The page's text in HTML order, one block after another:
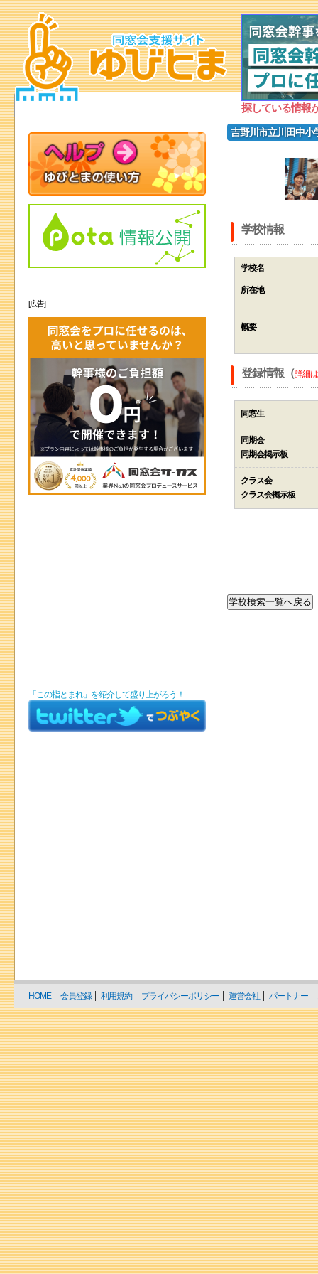
探している情報
吉野川市立川田中小
学校情報
学校名
所在地
概要
登録情報（詳細
同窓生
同期会
同期会掲示板
クラス会
クラス会掲示板
[広告]
「この指とまれ」を紹介して盛り上がろう！
HOME 会員登録 利用規約 プライバシーポリシー 運営会社 パートナー